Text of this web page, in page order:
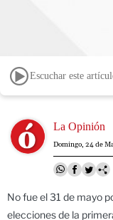
Escuchar este
Image La Opinión
Domingo, 24 de
No fue el 31 de mayo
elecciones de la